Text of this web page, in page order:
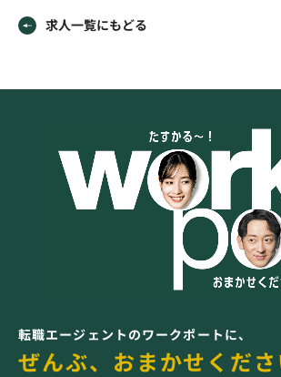
求人一覧にもどる
転職エージェントのワークポートに、
ぜんぶ、おまかせくださ